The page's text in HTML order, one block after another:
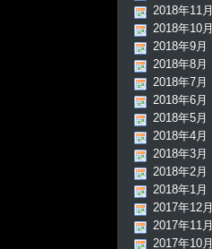
2018年11月
2018年10月
2018年9月
2018年8月
2018年7月
2018年6月
2018年5月
2018年4月
2018年3月
2018年2月
2018年1月
2017年12月
2017年11月
2017年10月